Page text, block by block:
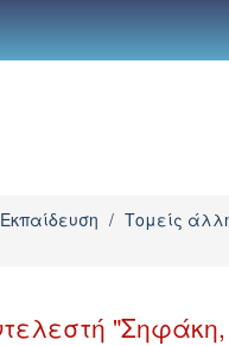
/ Τομείς